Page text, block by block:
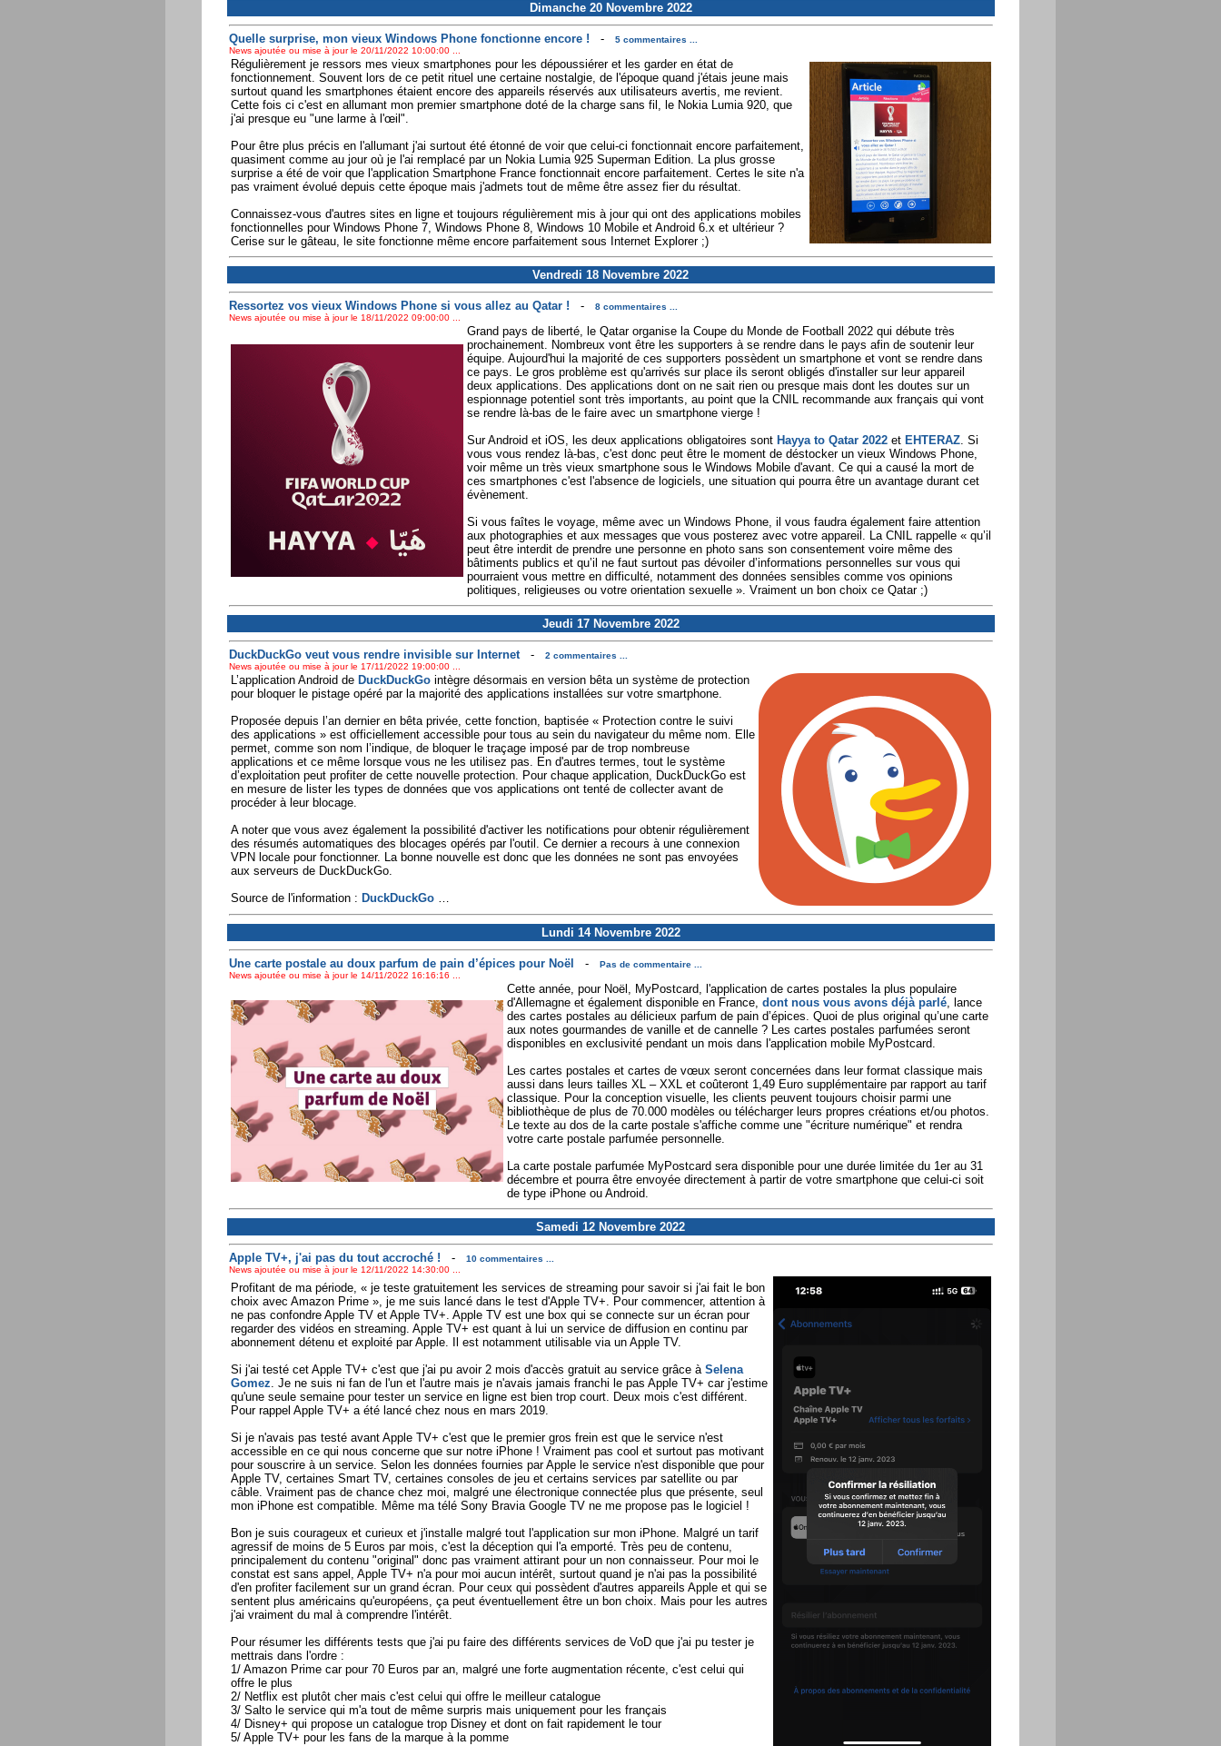
Dimanche 20 Novembre 2022
Quelle surprise, mon vieux Windows Phone fonctionne encore ! -
5 commentaires ...
News ajoutée ou mise à jour le 20/11/2022 10:00:00 ...
Régulièrement je ressors mes vieux smartphones pour les dépoussiérer et les garder en état de
fonctionnement. Souvent lors de ce petit rituel une certaine nostalgie, de l'époque quand j'étais jeune mais
surtout quand les smartphones étaient encore des appareils réservés aux utilisateurs avertis, me revient.
Cette fois ci c'est en allumant mon premier smartphone doté de la charge sans fil, le Nokia Lumia 920, que
j'ai presque eu "une larme à l'œil".
Pour être plus précis en l'allumant j'ai surtout été étonné de voir que celui-ci fonctionnait encore parfaitement,
quasiment comme au jour où je l'ai remplacé par un Nokia Lumia 925 Superman Edition. La plus grosse
surprise a été de voir que l'application Smartphone France fonctionnait encore parfaitement. Certes le site n'a
pas vraiment évolué depuis cette époque mais j'admets tout de même être assez fier du résultat.
Connaissez-vous d'autres sites en ligne et toujours régulièrement mis à jour qui ont des applications mobiles
fonctionnelles pour Windows Phone 7, Windows Phone 8, Windows 10 Mobile et Android 6.x et ultérieur ?
Cerise sur le gâteau, le site fonctionne même encore parfaitement sous Internet Explorer ;)
Vendredi 18 Novembre 2022
Ressortez vos vieux Windows Phone si vous allez au Qatar ! -
8 commentaires ...
News ajoutée ou mise à jour le 18/11/2022 09:00:00 ...
Grand pays de liberté, le Qatar organise la Coupe du Monde de Football 2022 qui débute très
prochainement. Nombreux vont être les supporters à se rendre dans le pays afin de soutenir leur
équipe. Aujourd'hui la majorité de ces supporters possèdent un smartphone et vont se rendre dans
ce pays. Le gros problème est qu'arrivés sur place ils seront obligés d'installer sur leur appareil
deux applications. Des applications dont on ne sait rien ou presque mais dont les doutes sur un
espionnage potentiel sont très importants, au point que la CNIL recommande aux français qui vont
se rendre là-bas de le faire avec un smartphone vierge !
Sur Android et iOS, les deux applications obligatoires sont Hayya to Qatar 2022et EHTERAZ. Si
vous vous rendez là-bas, c'est donc peut être le moment de déstocker un vieux Windows Phone,
voir même un très vieux smartphone sous le Windows Mobile d'avant. Ce qui a causé la mort de
ces smartphones c'est l'absence de logiciels, une situation qui pourra être un avantage durant cet
évènement.
Si vous faîtes le voyage, même avec un Windows Phone, il vous faudra également faire attention
aux photographies et aux messages que vous posterez avec votre appareil. La CNIL rappelle « qu’il
peut être interdit de prendre une personne en photo sans son consentement voire même des
bâtiments publics et qu’il ne faut surtout pas dévoiler d’informations personnelles sur vous qui
pourraient vous mettre en difficulté, notamment des données sensibles comme vos opinions
politiques, religieuses ou votre orientation sexuelle ». Vraiment un bon choix ce Qatar ;)
Jeudi 17 Novembre 2022
DuckDuckGo veut vous rendre invisible sur Internet-
2 commentaires ...
News ajoutée ou mise à jour le 17/11/2022 19:00:00 ...
L’application Android de DuckDuckGointègre désormais en version bêta un système de protection
pour bloquer le pistage opéré par la majorité des applications installées sur votre smartphone.
Proposée depuis l’an dernier en bêta privée, cette fonction, baptisée « Protection contre le suivi
des applications » est officiellement accessible pour tous au sein du navigateur du même nom. Elle
permet, comme son nom l’indique, de bloquer le traçage imposé par de trop nombreuse
applications et ce même lorsque vous ne les utilisez pas. En d'autres termes, tout le système
d’exploitation peut profiter de cette nouvelle protection. Pour chaque application, DuckDuckGo est
en mesure de lister les types de données que vos applications ont tenté de collecter avant de
procéder à leur blocage.
A noter que vous avez également la possibilité d'activer les notifications pour obtenir régulièrement
des résumés automatiques des blocages opérés par l'outil. Ce dernier a recours à une connexion
VPN locale pour fonctionner. La bonne nouvelle est donc que les données ne sont pas envoyées
aux serveurs de DuckDuckGo.
Source de l'information : DuckDuckGo…
Lundi 14 Novembre 2022
Une carte postale au doux parfum de pain d’épices pour Noël -
Pas de commentaire ...
News ajoutée ou mise à jour le 14/11/2022 16:16:16 ...
Cette année, pour Noël, MyPostcard, l'application de cartes postales la plus populaire
d'Allemagne et également disponible en France, dont nous vous avons déjà parlé, lance
des cartes postales au délicieux parfum de pain d’épices. Quoi de plus original qu’une carte
aux notes gourmandes de vanille et de cannelle ? Les cartes postales parfumées seront
disponibles en exclusivité pendant un mois dans l'application mobile MyPostcard.
Les cartes postales et cartes de vœux seront concernées dans leur format classique mais
aussi dans leurs tailles XL – XXL et coûteront 1,49 Euro supplémentaire par rapport au tarif
classique. Pour la conception visuelle, les clients peuvent toujours choisir parmi une
bibliothèque de plus de 70.000 modèles ou télécharger leurs propres créations et/ou photos.
Le texte au dos de la carte postale s'affiche comme une "écriture numérique" et rendra
votre carte postale parfumée personnelle.
La carte postale parfumée MyPostcard sera disponible pour une durée limitée du 1er au 31
décembre et pourra être envoyée directement à partir de votre smartphone que celui-ci soit
de type iPhone ou Android.
Samedi 12 Novembre 2022
Apple TV+, j'ai pas du tout accroché ! -
10 commentaires ...
News ajoutée ou mise à jour le 12/11/2022 14:30:00 ...
Profitant de ma période, « je teste gratuitement les services de streaming pour savoir si j'ai fait le bon
choix avec Amazon Prime », je me suis lancé dans le test d'Apple TV+. Pour commencer, attention à
ne pas confondre Apple TV et Apple TV+. Apple TV est une box qui se connecte sur un écran pour
regarder des vidéos en streaming. Apple TV+ est quant à lui un service de diffusion en continu par
abonnement détenu et exploité par Apple. Il est notamment utilisable via un Apple TV.
Si j'ai testé cet Apple TV+ c'est que j'ai pu avoir 2 mois d'accès gratuit au service grâce à Selena
Gomez. Je ne suis ni fan de l'un et l'autre mais je n'avais jamais franchi le pas Apple TV+ car j'estime
qu'une seule semaine pour tester un service en ligne est bien trop court. Deux mois c'est différent.
Pour rappel Apple TV+ a été lancé chez nous en mars 2019.
Si je n'avais pas testé avant Apple TV+ c'est que le premier gros frein est que le service n'est
accessible en ce qui nous concerne que sur notre iPhone ! Vraiment pas cool et surtout pas motivant
pour souscrire à un service. Selon les données fournies par Apple le service n'est disponible que pour
Apple TV, certaines Smart TV, certaines consoles de jeu et certains services par satellite ou par
câble. Vraiment pas de chance chez moi, malgré une électronique connectée plus que présente, seul
mon iPhone est compatible. Même ma télé Sony Bravia Google TV ne me propose pas le logiciel !
Bon je suis courageux et curieux et j'installe malgré tout l'application sur mon iPhone. Malgré un tarif
agressif de moins de 5 Euros par mois, c'est la déception qui l'a emporté. Très peu de contenu,
principalement du contenu "original" donc pas vraiment attirant pour un non connaisseur. Pour moi le
constat est sans appel, Apple TV+ n'a pour moi aucun intérêt, surtout quand je n'ai pas la possibilité
d'en profiter facilement sur un grand écran. Pour ceux qui possèdent d'autres appareils Apple et qui se
sentent plus américains qu'européens, ça peut éventuellement être un bon choix. Mais pour les autres
j'ai vraiment du mal à comprendre l'intérêt.
Pour résumer les différents tests que j'ai pu faire des différents services de VoD que j'ai pu tester je
mettrais dans l'ordre :
1/ Amazon Prime car pour 70 Euros par an, malgré une forte augmentation récente, c'est celui qui
offre le plus
2/ Netflix est plutôt cher mais c'est celui qui offre le meilleur catalogue
3/ Salto le service qui m'a tout de même surpris mais uniquement pour les français
4/ Disney+ qui propose un catalogue trop Disney et dont on fait rapidement le tour
5/ Apple TV+ pour les fans de la marque à la pomme